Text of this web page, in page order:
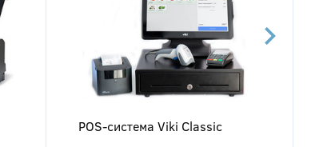
POS-система Viki Classic